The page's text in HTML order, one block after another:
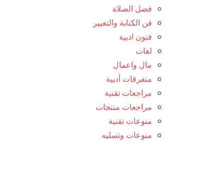
فضل الصلاة
فن الكتابة والتعبير
فنون ادبية
لغات
مال واعمال
متفرقات أدبية
مراجعات تقنية
مراجعات منتجات
منوعات تقنية
منوعات وتسليه